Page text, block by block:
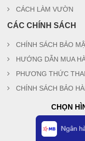
CÁCH LÀM VƯỜN
CÁC CHÍNH SÁCH
CHÍNH SÁCH BẢO
HƯỚNG DẪN MUA
PHƯƠNG THỨC
CHÍNH SÁCH BẢO
CHỌN